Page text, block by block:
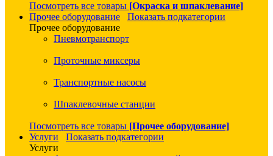
Посмотреть все товары [Окраска и шпаклевание]
Прочее оборудование
Показать подкатегории
Прочее оборудование
Пневмотранспорт
Проточные миксеры
Транспортные насосы
Шпаклевочные станции
Посмотреть все товары [Прочее оборудование]
Услуги
Показать подкатегории
Услуги